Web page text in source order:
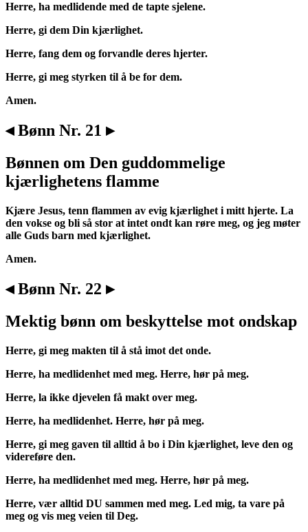
Herre, ha medlidende med de tapte sjelene.
Herre, gi dem Din kjærlighet.
Herre, fang dem og forvandle deres hjerter.
Herre, gi meg styrken til å be for dem.
Amen.
◂ Bønn Nr. 21 ▸
Bønnen om Den guddommelige
kjærlighetens flamme
Kjære Jesus, tenn flammen av evig kjærlighet i mitt hjerte. La
den vokse og bli så stor at intet ondt kan røre meg, og jeg møter
alle Guds barn med kjærlighet.
Amen.
◂ Bønn Nr. 22 ▸
Mektig bønn om beskyttelse mot ondskap
Herre, gi meg makten til å stå imot det onde.
Herre, ha medlidenhet med meg. Herre, hør på meg.
Herre, la ikke djevelen få makt over meg.
Herre, ha medlidenhet. Herre, hør på meg.
Herre, gi meg gaven til alltid å bo i Din kjærlighet, leve den og
videreføre den.
Herre, ha medlidenhet med meg. Herre, hør på meg.
Herre, vær alltid DU sammen med meg. Led mig, ta vare på
meg og vis meg veien til Deg.